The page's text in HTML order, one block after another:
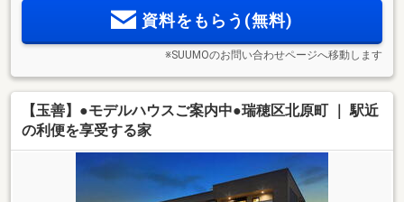
資料をもらう(無料)
※SUUMOのお問い合わせページへ移動します
【玉善】●モデルハウスご案内中●瑞穂区北原町 ｜ 駅近
の利便を享受する家